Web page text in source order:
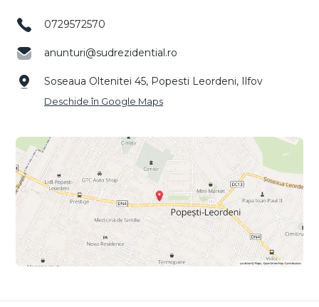
0729572570
anunturi@sudrezidential.ro
Soseaua Oltenitei 45, Popesti Leordeni, Ilfov
Deschide în Google Maps